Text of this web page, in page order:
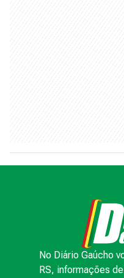
No Diário Gaúcho
RS, informações